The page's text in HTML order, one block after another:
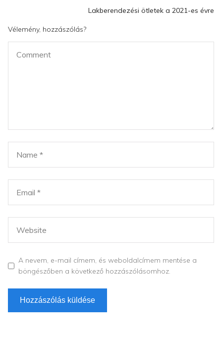
Lakberendezési ötletek a 2021-es évre
Vélemény, hozzászólás?
A nevem, e-mail címem, és weboldalcímem mentése a
böngészőben a következő hozzászólásomhoz.